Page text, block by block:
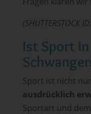
(SHUTTERSTOCK
Ist Sport
Sport ist nicht
ausdrücklich
Sportart und